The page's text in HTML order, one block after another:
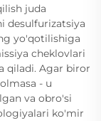
juda
desulfurizatsiya
yo'qotilishiga
cheklovlari
qiladi. Agar biror
- u
va obro'si
ko'mir